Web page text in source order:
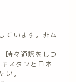
ています。非ム
時々通訳をしつ
スタンと日本
い。